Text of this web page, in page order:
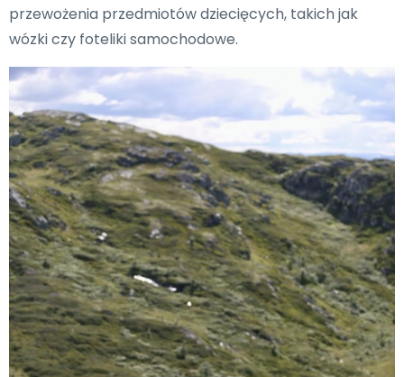
przewożenia przedmiotów dziecięcych, takich jak
wózki czy foteliki samochodowe.